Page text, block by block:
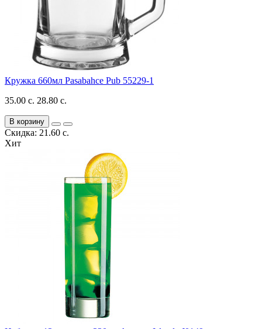
Кружка 660мл Pasabahce Pub 55229-1
35.00 с. 28.80 с.
В корзину
Скидка: 21.60 с.
Хит